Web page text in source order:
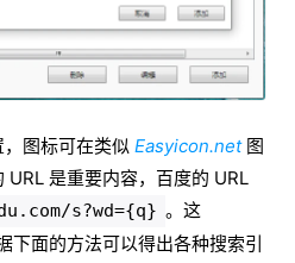
图标可在类似 Easyicon.net图
是重要内容，百度的 URL
s?wd={q} 。这
下面的方法可以得出各种搜索引